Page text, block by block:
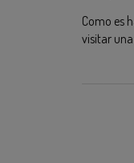
Como es
visitar